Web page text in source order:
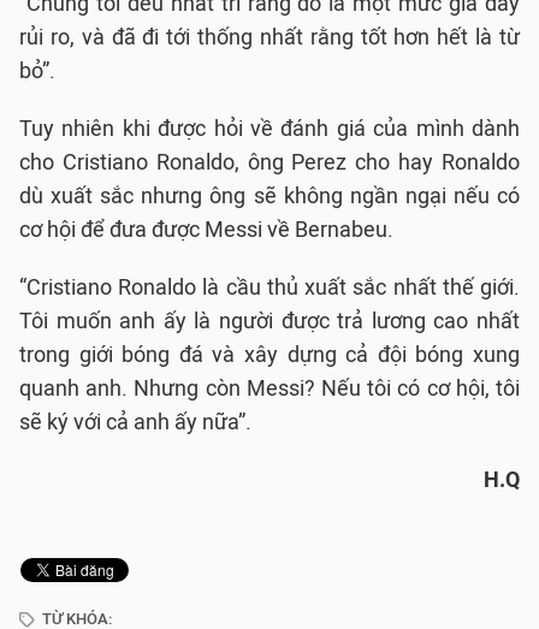
rủi ro, và đã đi tới thống nhất rằng tốt hơn hết là từ
bỏ”.
Tuy nhiên khi được hỏi về đánh giá của mình dành
cho Cristiano Ronaldo, ông Perez cho hay Ronaldo
dù xuất sắc nhưng ông sẽ không ngần ngại nếu có
cơ hội để đưa được Messi về Bernabeu.
“Cristiano Ronaldo là cầu thủ xuất sắc nhất thế giới.
Tôi muốn anh ấy là người được trả lương cao nhất
trong giới bóng đá và xây dựng cả đội bóng xung
quanh anh. Nhưng còn Messi? Nếu tôi có cơ hội, tôi
sẽ ký với cả anh ấy nữa”.
H.Q
TỪ KHÓA: